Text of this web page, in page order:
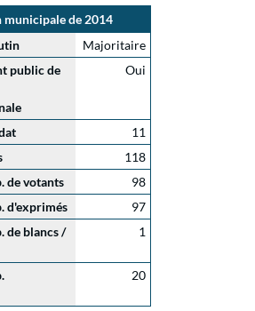
de 2014
Majoritaire
public de
Oui
11
118
de votants
98
d'exprimés
97
de blancs /
1
20